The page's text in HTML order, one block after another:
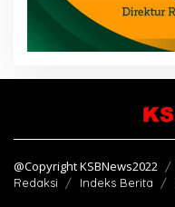
@Copyright KSBNews2022
Redaksi
Indeks Berita